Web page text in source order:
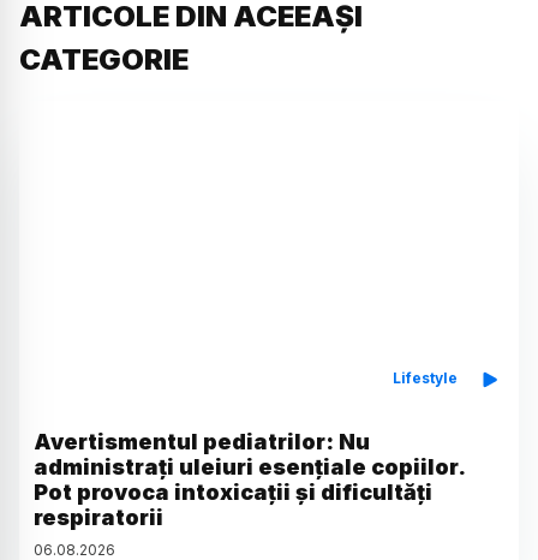
ARTICOLE DIN ACEEAȘI
CATEGORIE
Lifestyle
Avertismentul pediatrilor: Nu
administrați uleiuri esențiale copiilor.
Pot provoca intoxicații și dificultăți
respiratorii
06.08.2026